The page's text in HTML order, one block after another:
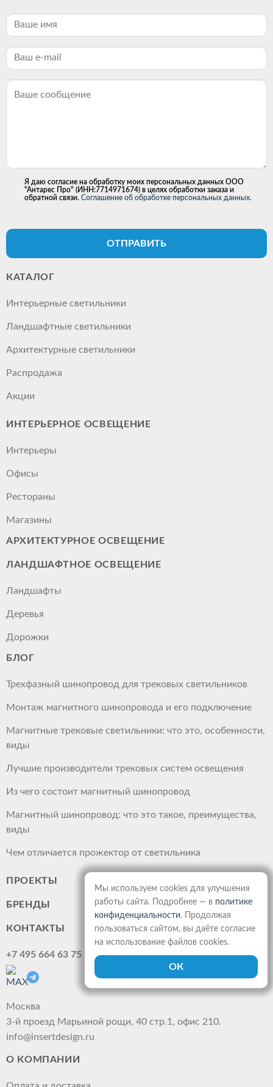
Я даю согласие на обработку моих персональных данных ООО
"Антарес Про" (ИНН:7714971674) в целях обработки заказа и
обратной связи. Соглашение об обработке персональных данных.
ОТПРАВИТЬ
КАТАЛОГ
Интерьерные светильники
Ландшафтные светильники
Архитектурные светильники
Распродажа
Акции
ИНТЕРЬЕРНОЕ ОСВЕЩЕНИЕ
Интерьеры
Офисы
Рестораны
Магазины
АРХИТЕКТУРНОЕ ОСВЕЩЕНИЕ
ЛАНДШАФТНОЕ ОСВЕЩЕНИЕ
Ландшафты
Деревья
Дорожки
БЛОГ
Трехфазный шинопровод для трековых светильников
Монтаж магнитного шинопровода и его подключение
Магнитные трековые светильники: что это, особенности,
виды
Лучшие производители трековых систем освещения
Из чего состоит магнитный шинопровод
Магнитный шинопровод: что это такое, преимущества,
виды
Чем отличается прожектор от светильника
ПРОЕКТЫ
БРЕНДЫ
КОНТАКТЫ
+7 495 664 63 75
Москва
3-й проезд Марьиной рощи, 40 стр.1, офис 210.
info@insertdesign.ru
О КОМПАНИИ
Мы используем cookies для улучшения
работы сайта. Подробнее — в политике
конфиденциальности. Продолжая
пользоваться сайтом, вы даёте согласие
на использование файлов cookies.